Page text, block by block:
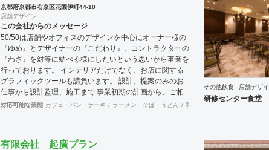
京都府京都市右京区花園伊町44-10
店舗デザイン
この会社からのメッセージ
50/50は店舗やオフィスのデザインを中心にオーナー様の
『ゆめ』とデザイナーの『こだわり』、コントラクターの
『わざ』を対等に結べる様にしたいという思いから事業を
行っております。 インテリアだけでなく、お店に関する
グラフィックツールも請負います。 設計、提案のみのお
仕事から設計監理、施工まで 事業初期の計画から、ご相
談にのりますので、まずはお気軽に問い合わせ下さい。
対応可能な業態 カフェ・パン・ケーキ ラーメン・そば・うどん 和食・寿司
その他飲食 店舗デザ
研修センター食堂
有限会社 起廣プラン